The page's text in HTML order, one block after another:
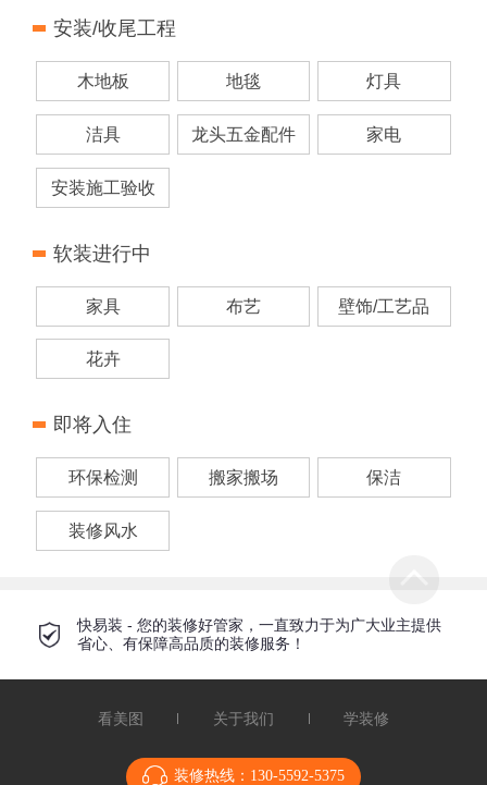
安装/收尾工程
木地板 地毯 灯具
洁具 龙头五金配件 家电
安装施工验收
软装进行中
家具 布艺 壁饰/工艺品
花卉
即将入住
环保检测 搬家搬场 保洁
装修风水
快易装 - 您的装修好管家，一直致力于为广大业主提供
省心、有保障高品质的装修服务！
看美图 关于我们 学装修
装修热线： 130-5592-5375